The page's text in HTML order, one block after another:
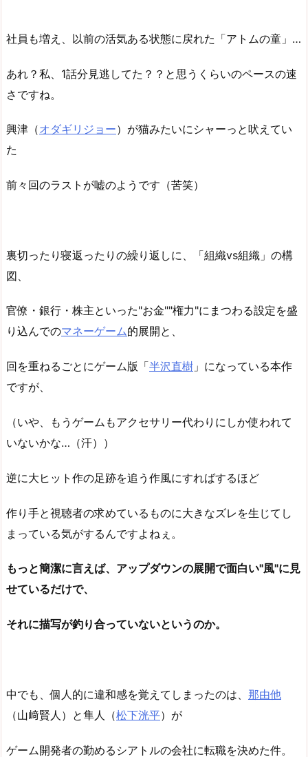
社員も増え、以前の活気ある状態に戻れた「アトムの童」…
あれ？私、1話分見逃してた？？と思うくらいのペースの速
さですね。
興津（オダギリジョー）が猫みたいにシャーっと吠えてい
た
前々回のラストが嘘のようです（苦笑）
裏切ったり寝返ったりの繰り返しに、「組織vs組織」の構
図、
官僚・銀行・株主といった"お金""権力"にまつわる設定を盛
り込んでのマネーゲーム的展開と、
回を重ねるごとにゲーム版「半沢直樹 」になっている本作
ですが、
（いや、もうゲームもアクセサリー代わりにしか使われて
いないかな…（汗））
逆に大ヒット作の足跡を追う作風にすればするほど
作り手と視聴者の求めているものに大きなズレを生じてし
まっている気がするんですよねぇ。
もっと簡潔に言えば、アップダウンの展開で面白い"風"に見
せているだけで、
それに描写が釣り合っていないというのか。
中でも、個人的に違和感を覚えてしまったのは、 那由他
（山﨑賢人）と隼人（松下洸平）が
ゲーム開発者の勤めるシアトルの会社に転職を決めた件。